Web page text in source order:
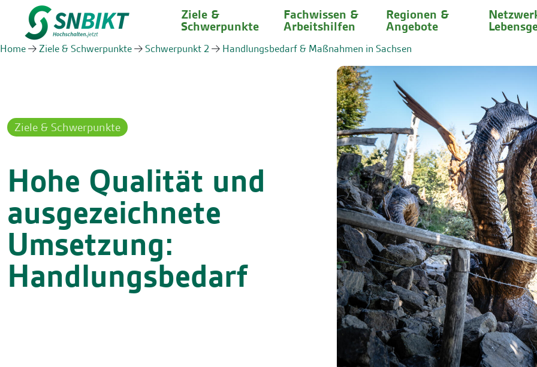
Ziele &
Schwerpunkte
Fachwissen &
Arbeitshilfen
Regionen &
Angebote
Home Ziele & Schwerpunkte Schwerpunkt 2 Handlungsbedarf & Maßnahmen in Sachsen
Ziele & Schwerpunkte
Hohe Qualität und
ausgezeichnete
Umsetzung:
Handlungsbedarf